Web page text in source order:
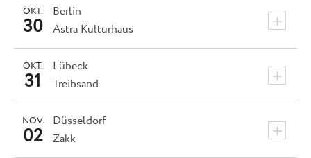
Berlin +
OKT.
30 Astra Kulturhaus
Lübeck +
OKT.
31 Treibsand
Düsseldorf +
NOV.
02 Zakk